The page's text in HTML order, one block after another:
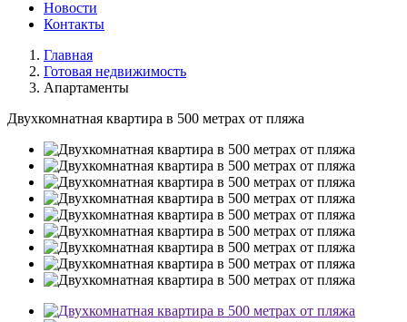
Новости
Контакты
Главная
Готовая недвижимость
Апартаменты
Двухкомнатная квартира в 500 метрах от пляжа